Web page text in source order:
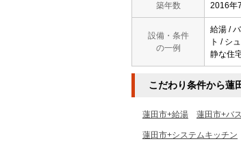
築年数 2016年
設備・条件
の一例
給湯 /
ト / シ
静な住
こだわり条件から蓮
蓮田市+給湯 蓮田市+バ
蓮田市+システムキッチン